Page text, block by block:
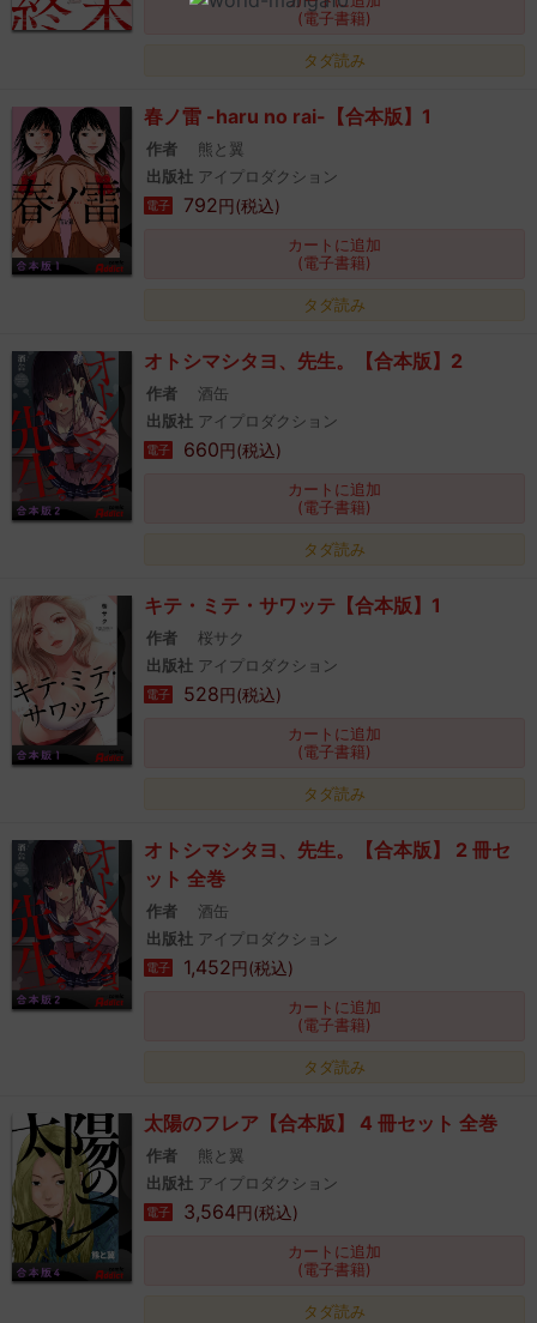
(電子書籍)
タダ読み
春ノ雷 -haru no rai-【合本版】1
作者
熊と翼
出版社 アイプロダクション
電子 792円(税込)
カートに追加
(電子書籍)
タダ読み
オトシマシタヨ、先生。【合本版】2
作者
酒缶
出版社 アイプロダクション
電子 660円(税込)
カートに追加
(電子書籍)
タダ読み
キテ・ミテ・サワッテ【合本版】1
作者
桜サク
出版社 アイプロダクション
電子 528円(税込)
カートに追加
(電子書籍)
タダ読み
オトシマシタヨ、先生。【合本版】 2 冊セ
ット 全巻
作者
酒缶
出版社 アイプロダクション
電子 1,452円(税込)
カートに追加
(電子書籍)
タダ読み
太陽のフレア【合本版】 4 冊セット 全巻
作者
熊と翼
出版社 アイプロダクション
電子 3,564円(税込)
カートに追加
(電子書籍)
タダ読み